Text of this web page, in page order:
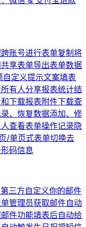
跨账号进行表单复制将
享表单导出表单数据
自定义提示文案填表
有人分享报表统计结
下载报表附件下载查
、恢复数据添加、修
查看表单操作记录隐
/单页式表单切换去
码信息
三方自定义你的邮件
管理员获取邮件自动
邮件功能填表后自动给